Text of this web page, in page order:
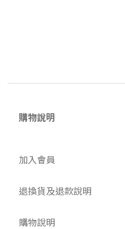
購物說明
加入會員
退換貨及退款說明
購物說明